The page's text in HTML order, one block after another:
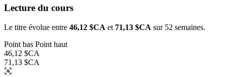
Lecture du cours
Le titre évolue entre 46,12 $CA et 71,13 $CA sur 52 semaines.
Point bas Point haut
46,12 $CA
71,13 $CA